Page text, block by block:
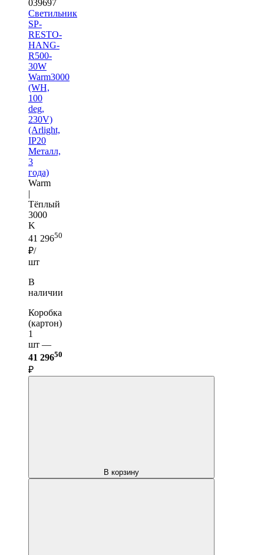
039697
Светильник
SP-
RESTO-
HANG-
R500-
30W
Warm3000
(WH,
100
deg,
230V)
(Arlight,
IP20
Металл,
3
года)
Warm
|
Тёплый
3000
K
41 29650
₽/
шт
В
наличии
Коробка
(картон)
1
шт —
41 29650
₽
В корзину